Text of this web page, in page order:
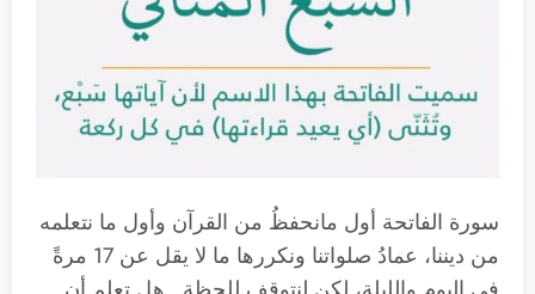
سورة الفاتحة أول مانحفظُ من القرآن وأول ما نتعلمه
من ديننا، عمادُ صلواتنا ونكررها ما لا يقل عن 17 مرةً